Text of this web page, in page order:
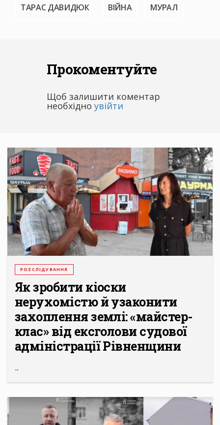
ТАРАС ДАВИДЮК ВІЙНА МУРАЛ
Прокоментуйте
Щоб залишити коментар
необхідно увійти
РОЗСЛІДУВАННЯ
Як зробити кіоски
нерухомістю й узаконити
захоплення землі: «майстер-
клас» від ексголови судової
адміністрації Рівненщини
...